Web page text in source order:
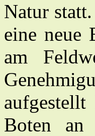
Natur
eine neue
am
Boten an